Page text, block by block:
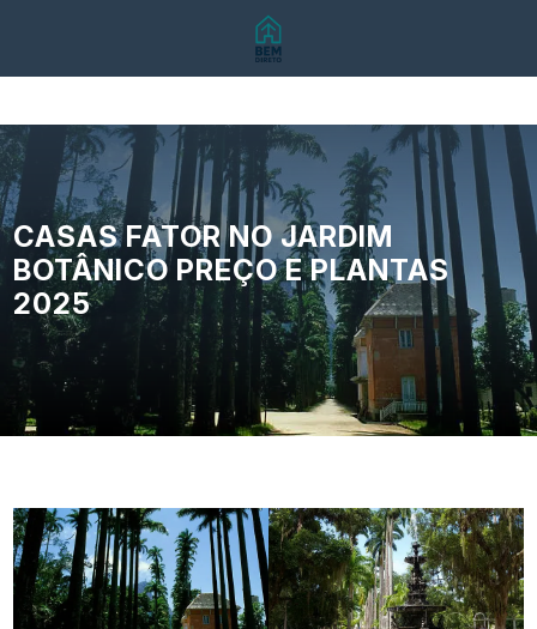
CASAS FATOR NO JARDIM
BOTÂNICO PREÇO E PLANTAS
2025